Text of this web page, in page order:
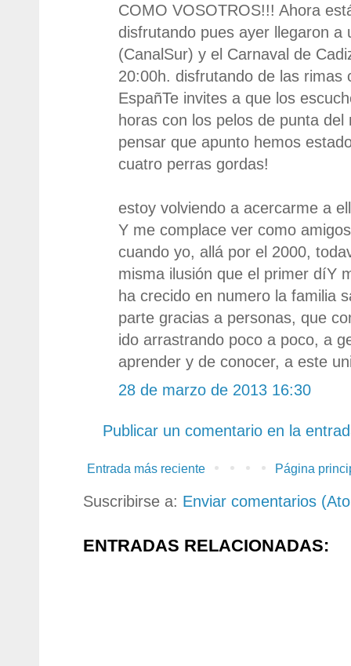
COMO VOSOTROS!!! Ahora
disfrutando pues ayer llegaron a
(CanalSur) y el Carnaval de
20:00h. disfrutando de las rimas
EspañTe invites a que los
horas con los pelos de punta del
pensar que apunto hemos
cuatro perras gordas!
estoy volviendo a acercarme a
Y me complace ver como
cuando yo, allá por el 2000,
misma ilusión que el primer díY
ha crecido en numero la familia
parte gracias a personas, que
ido arrastrando poco a poco, a
aprender y de conocer, a este
28 de marzo de 2013 16:30
Publicar un comentario en la
Entrada más reciente Página
Suscribirse a: Enviar comentarios
ENTRADAS RELACIONADAS: